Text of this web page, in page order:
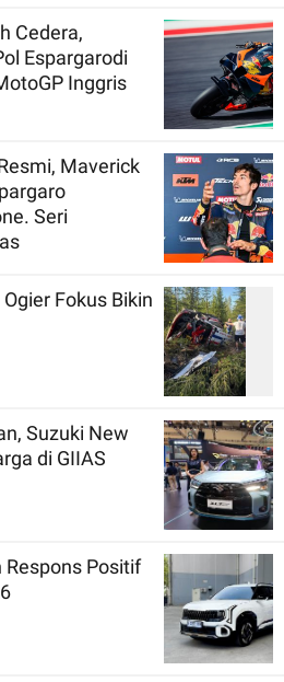
Cedera,
Espargarodi
Inggris
Maverick
Seri
Fokus Bikin
Suzuki New
di GIIAS
Respons Positif